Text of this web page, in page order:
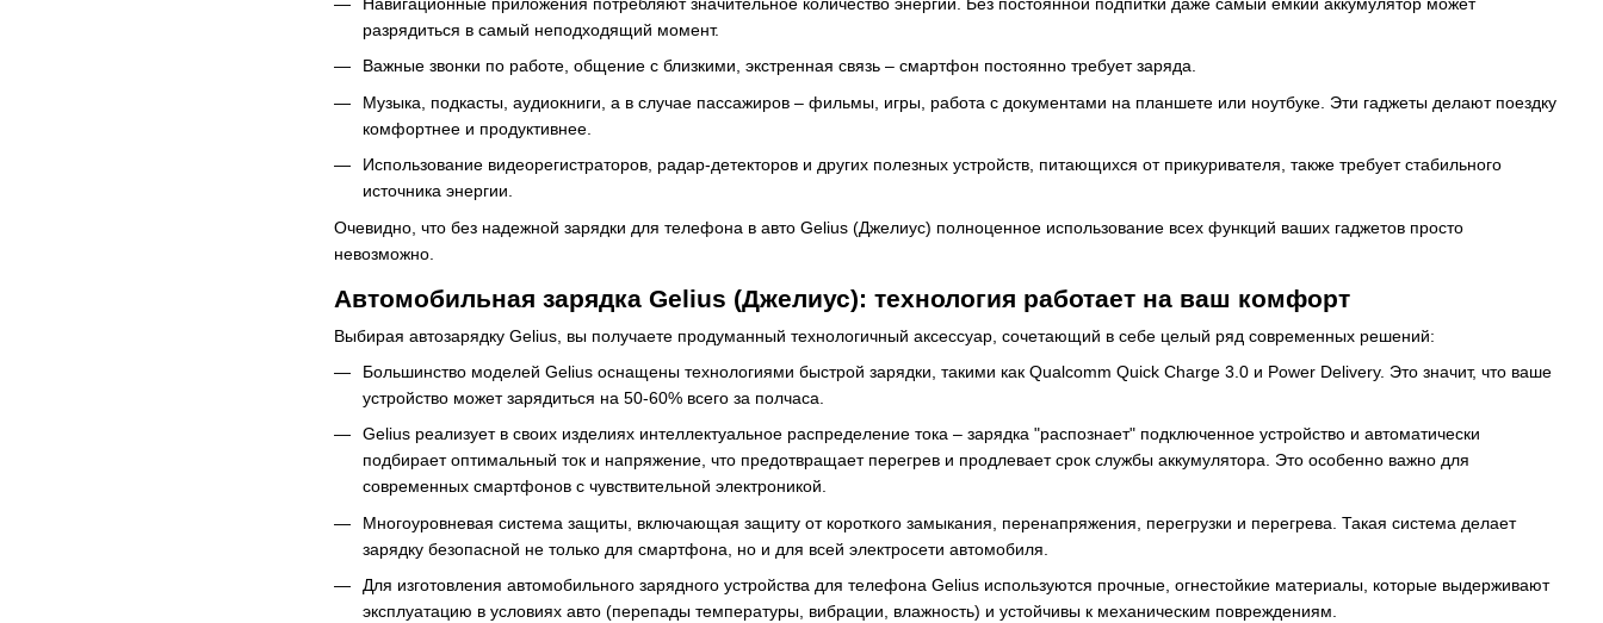
разрядиться в самый неподходящий момент.
Важные звонки по работе, общение с близкими, экстренная связь – смартфон постоянно требует заряда.
Музыка, подкасты, аудиокниги, а в случае пассажиров – фильмы, игры, работа с документами на планшете или ноутбуке. Эти гаджеты делают поездку
комфортнее и продуктивнее.
Использование видеорегистраторов, радар-детекторов и других полезных устройств, питающихся от прикуривателя, также требует стабильного
источника энергии.
Очевидно, что без надежной зарядки для телефона в авто Gelius (Джелиус) полноценное использование всех функций ваших гаджетов просто
невозможно.
Автомобильная зарядка Gelius (Джелиус): технология работает на ваш комфорт
Выбирая автозарядку Gelius, вы получаете продуманный технологичный аксессуар, сочетающий в себе целый ряд современных решений:
Большинство моделей Gelius оснащены технологиями быстрой зарядки, такими как Qualcomm Quick Charge 3.0 и Power Delivery. Это значит, что ваше
устройство может зарядиться на 50-60% всего за полчаса.
Gelius реализует в своих изделиях интеллектуальное распределение тока – зарядка "распознает" подключенное устройство и автоматически
подбирает оптимальный ток и напряжение, что предотвращает перегрев и продлевает срок службы аккумулятора. Это особенно важно для
современных смартфонов с чувствительной электроникой.
Многоуровневая система защиты, включающая защиту от короткого замыкания, перенапряжения, перегрузки и перегрева. Такая система делает
зарядку безопасной не только для смартфона, но и для всей электросети автомобиля.
Для изготовления автомобильного зарядного устройства для телефона Gelius используются прочные, огнестойкие материалы, которые выдерживают
эксплуатацию в условиях авто (перепады температуры, вибрации, влажность) и устойчивы к механическим повреждениям.